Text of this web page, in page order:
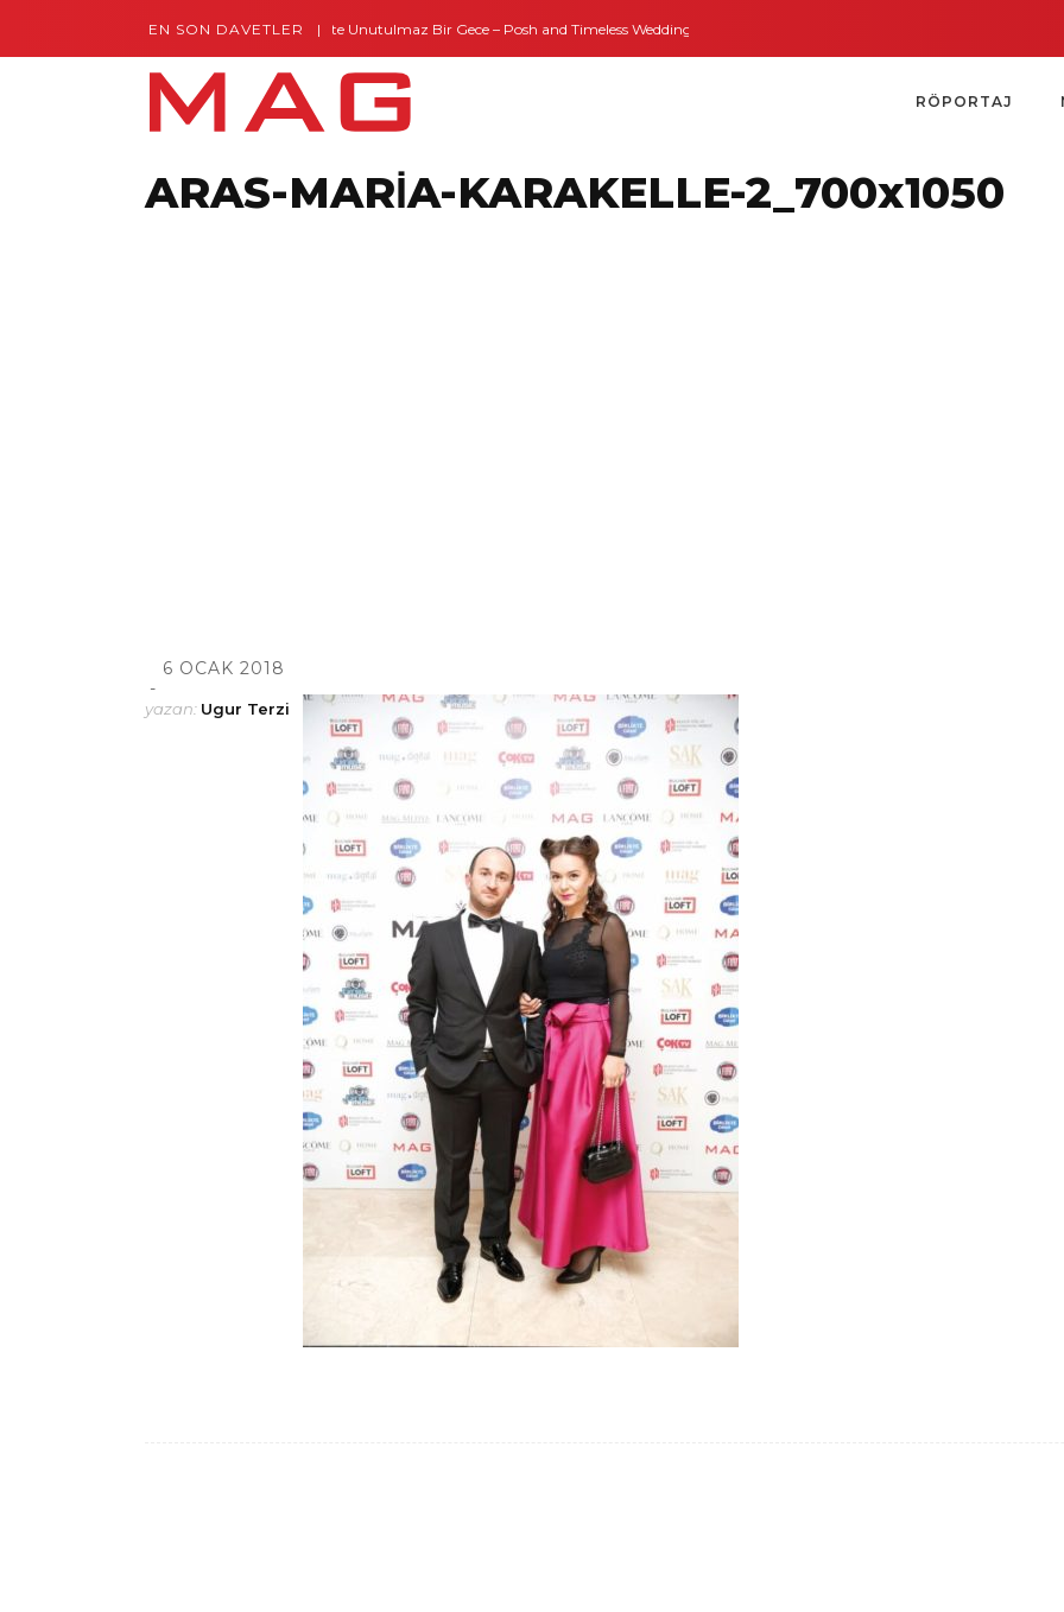
EN SON DAVETLERGaziantep’te Unutulmaz Bir Gece – Posh and Timeless Weddings
RÖPORTAJ
ARAS-MARİA-KARAKELLE-2_700x1050
6 OCAK 2018
yazan: Ugur Terzi